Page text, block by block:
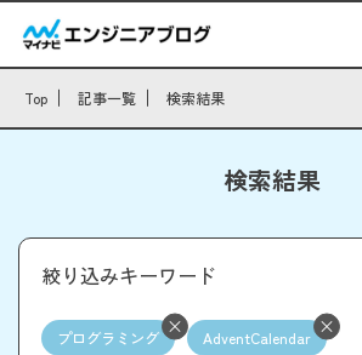
Top 記事一覧 検索結果
検索結果
絞り込みキーワード
プログラミング AdventCalendar